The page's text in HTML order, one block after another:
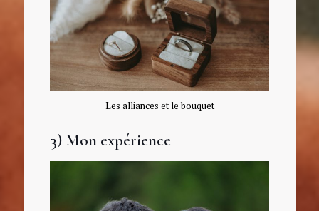
Les alliances et le bouquet
3) Mon expérience